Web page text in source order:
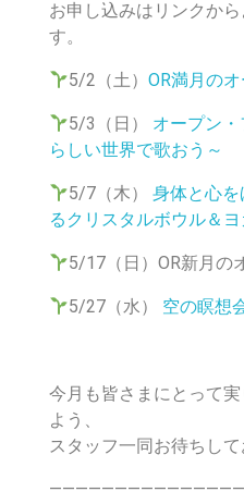
お申し込みはリンクか
す。
5/2（土）OR満月の
5/3（日）
オープン
らしい世界で歌おう～
5/7（木）身体と心
るクリスタルボウル＆
5/17（日）OR新月の
5/27（水） 空の瞑想
今月も皆さまにとって
よう、
スタッフ一同お待ちして